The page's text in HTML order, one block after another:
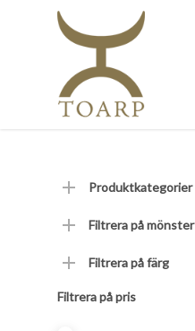
Produktkategorier
Filtrera på mönster
Filtrera på färg
Filtrera på pris